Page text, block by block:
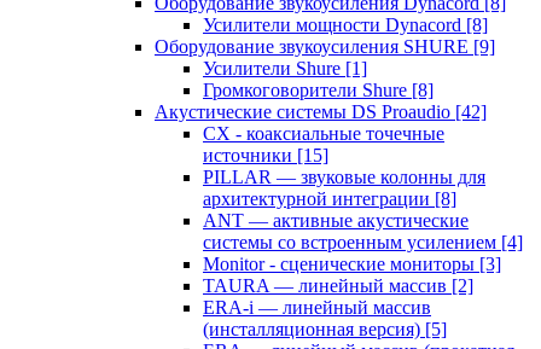
Усилители мощности Dynacord [8]
Оборудование звукоусиления SHURE [9]
Усилители Shure [1]
Громкоговорители Shure [8]
Акустические системы DS Proaudio [42]
CX - коаксиальные точечные
источники [15]
PILLAR — звуковые колонны для
архитектурной интеграции [8]
ANT — активные акустические
системы со встроенным усилением [4]
Monitor - сценические мониторы [3]
TAURA — линейный массив [2]
ERA-i — линейный массив
(инсталляционная версия) [5]